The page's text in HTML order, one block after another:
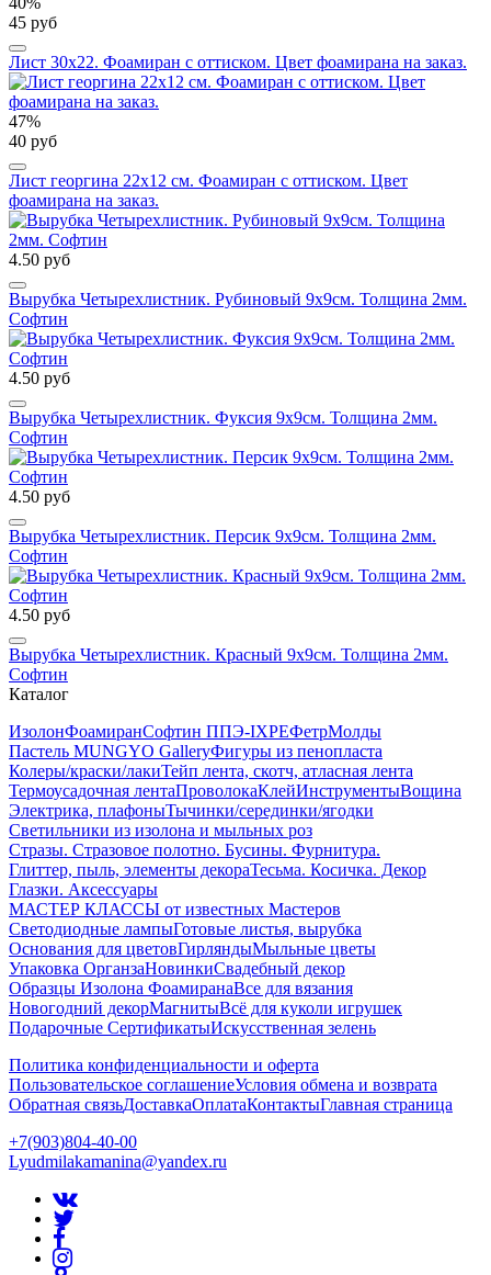
45 руб
Лист 30х22. Фоамиран с оттиском. Цвет фоамирана на заказ.
47%
40 руб
Лист георгина 22х12 см. Фоамиран с оттиском. Цвет
фоамирана на заказ.
4.50 руб
Вырубка Четырехлистник. Рубиновый 9х9см. Толщина 2мм.
Софтин
4.50 руб
Вырубка Четырехлистник. Фуксия 9х9см. Толщина 2мм.
Софтин
4.50 руб
Вырубка Четырехлистник. Персик 9х9см. Толщина 2мм.
Софтин
4.50 руб
Вырубка Четырехлистник. Красный 9х9см. Толщина 2мм.
Софтин
Каталог
ИзолонФоамиранСофтин ППЭ-IXPEФетрМолды
Пастель MUNGYO GalleryФигуры из пенопласта
Колеры/краски/лакиТейп лента, скотч, атласная лента
Термоусадочная лентаПроволокаКлейИнструментыВощина
Электрика, плафоныТычинки/серединки/ягодки
Светильники из изолона и мыльных роз
Стразы. Стразовое полотно. Бусины. Фурнитура.
Глиттер, пыль, элементы декораТесьма. Косичка. Декор
Глазки. Аксессуары
МАСТЕР КЛАССЫ от известных Мастеров
Светодиодные лампыГотовые листья, вырубка
Основания для цветовГирляндыМыльные цветы
Упаковка ОрганзаНовинкиСвадебный декор
Образцы Изолона ФоамиранаВсе для вязания
Новогодний декорМагнитыВсё для куколи игрушек
Подарочные СертификатыИскусственная зелень
Политика конфиденциальности и оферта
Пользовательское соглашениеУсловия обмена и возврата
Обратная связьДоставкаОплатаКонтактыГлавная страница
+7(903)804-40-00
Lyudmilakamanina@yandex.ru